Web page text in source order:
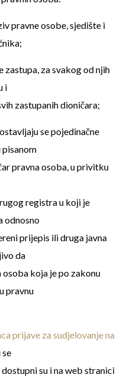
pravne osobe, sjedište i
zastupa, za svakog od njih
i
zastupanih dioničara;
se pojedinačne
pisanom
pravna osoba, u privitku
registra u koji je
odnosno
prijepis ili druga javna
da
koja je po zakonu
pravnu
prijave za sudjelovanje na
su i na web stranici